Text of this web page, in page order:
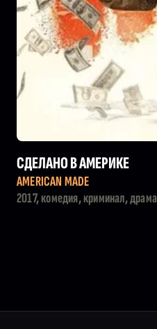
СДЕЛАНО В АМЕРИКЕ
AMERICAN MADE
2017, комедия, криминал, драма